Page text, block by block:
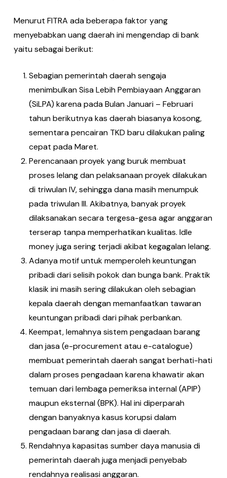
Menurut FITRA ada beberapa faktor yang
menyebabkan uang daerah ini mengendap di bank
yaitu sebagai berikut:
Sebagian pemerintah daerah sengaja
menimbulkan Sisa Lebih Pembiayaan Anggaran
(SiLPA) karena pada Bulan Januari – Februari
tahun berikutnya kas daerah biasanya kosong,
sementara pencairan TKD baru dilakukan paling
cepat pada Maret.
Perencanaan proyek yang buruk membuat
proses lelang dan pelaksanaan proyek dilakukan
di triwulan IV, sehingga dana masih menumpuk
pada triwulan III. Akibatnya, banyak proyek
dilaksanakan secara tergesa-gesa agar anggaran
terserap tanpa memperhatikan kualitas. Idle
money juga sering terjadi akibat kegagalan lelang.
Adanya motif untuk memperoleh keuntungan
pribadi dari selisih pokok dan bunga bank. Praktik
klasik ini masih sering dilakukan oleh sebagian
kepala daerah dengan memanfaatkan tawaran
keuntungan pribadi dari pihak perbankan.
Keempat, lemahnya sistem pengadaan barang
dan jasa (e-procurement atau e-catalogue)
membuat pemerintah daerah sangat berhati-hati
dalam proses pengadaan karena khawatir akan
temuan dari lembaga pemeriksa internal (APIP)
maupun eksternal (BPK). Hal ini diperparah
dengan banyaknya kasus korupsi dalam
pengadaan barang dan jasa di daerah.
Rendahnya kapasitas sumber daya manusia di
pemerintah daerah juga menjadi penyebab
rendahnya realisasi anggaran.